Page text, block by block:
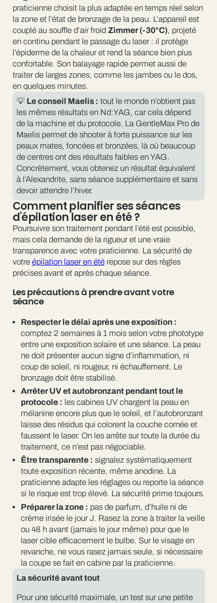
praticienne choisit la plus adaptée en temps réel selon
la zone et l’état de bronzage de la peau. L’appareil est
couplé au souffle d’air froid Zimmer (-30°C), projeté
en continu pendant le passage du laser : il protège
l’épiderme de la chaleur et rend la séance bien plus
confortable. Son balayage rapide permet aussi de
traiter de larges zones, comme les jambes ou le dos,
en quelques minutes.
💡 Le conseil Maelis : tout le monde n’obtient pas
les mêmes résultats en Nd:YAG, car cela dépend
de la machine et du protocole. La GentleMax Pro de
Maelis permet de shooter à forte puissance sur les
peaux mates, foncées et bronzées, là où beaucoup
de centres ont des résultats faibles en YAG.
Concrètement, vous obtenez un résultat équivalent
à l’Alexandrite, sans séance supplémentaire et sans
devoir attendre l’hiver.
Comment planifier ses séances
d'épilation laser en été ?
Poursuivre son traitement pendant l’été est possible,
mais cela demande de la rigueur et une vraie
transparence avec votre praticienne. La sécurité de
votre épilation laser en étérepose sur des règles
précises avant et après chaque séance.
Les précautions à prendre avant votre
séance
Respecter le délai après une exposition :
comptez 2 semaines à 1 mois selon votre phototype
entre une exposition solaire et une séance. La peau
ne doit présenter aucun signe d’inflammation, ni
coup de soleil, ni rougeur, ni échauffement. Le
bronzage doit être stabilisé.
Arrêter UV et autobronzant pendant tout le
protocole : les cabines UV chargent la peau en
mélanine encore plus que le soleil, et l’autobronzant
laisse des résidus qui colorent la couche cornée et
faussent le laser. On les arrête sur toute la durée du
traitement, ce n’est pas négociable.
Être transparente : signalez systématiquement
toute exposition récente, même anodine. La
praticienne adapte les réglages ou reporte la séance
si le risque est trop élevé. La sécurité prime toujours.
Préparer la zone : pas de parfum, d’huile ni de
crème irisée le jour J. Rasez la zone à traiter la veille
ou 48 h avant (jamais le jour même) pour que le
laser cible efficacement le bulbe. Sur le visage en
revanche, ne vous rasez jamais seule, si nécessaire
la coupe se fait en cabine par la praticienne.
La sécurité avant tout
Pour une sécurité maximale, un test sur une petite